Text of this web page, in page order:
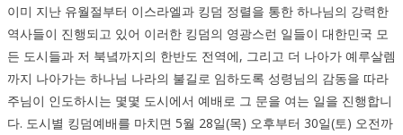
이미 지난 유월절부터 이스라엘과 킹덤 정렬을 통한 하나님의 강력한
역사들이 진행되고 있어 이러한 킹덤의 영광스런 일들이 대한민국 모
든 도시들과 저 북녘까지의 한반도 전역에, 그리고 더 나아가 예루살렘
까지 나아가는 하나님 나라의 불길로 임하도록 성령님의 감동을 따라
주님이 인도하시는 몇몇 도시에서 예배로 그 문을 여는 일을 진행합니
다. 도시별 킹덤예배를 마치면 5월 28일(목) 오후부터 30일(토) 오전까